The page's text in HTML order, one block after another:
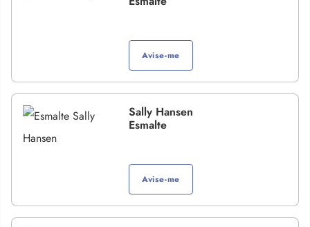
Avise-me
Sally Hansen
Esmalte
Avise-me